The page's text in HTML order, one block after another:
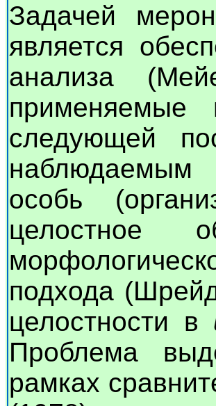
Задачей
является
анализа
следующей
наблюдаемым
особь
целостное
подхода
целостности в
Проблема
рамках